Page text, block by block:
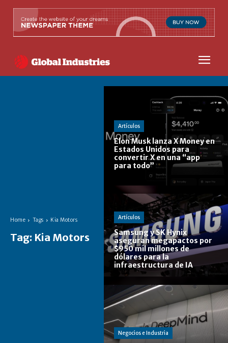
Home Tags Kia Motors
Tag: Kia Motors
Artículos
Elon Musk lanza X Money en
Estados Unidos para
convertir X en una “app
para todo”
Artículos
Samsung y SK Hynix
aseguran megapactos por
$950 mil millones de
dólares para la
infraestructura de IA
Negocios e Industria